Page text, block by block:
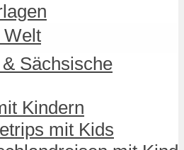
Welt
Sächsische
Kindern
mit Kids